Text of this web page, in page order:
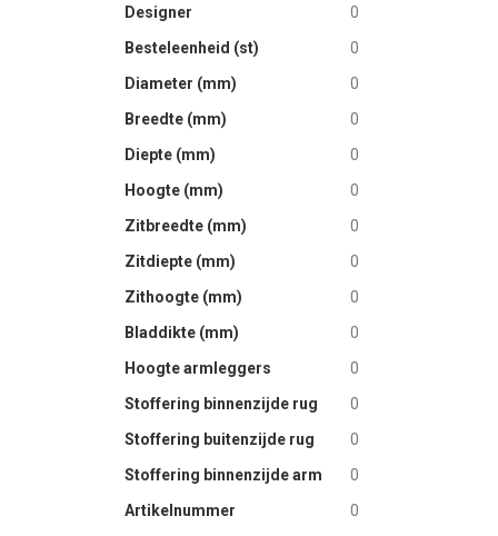
images
gallery
Designer
0
Besteleenheid (st)
0
Diameter (mm)
0
Breedte (mm)
0
Diepte (mm)
0
Hoogte (mm)
0
Zitbreedte (mm)
0
Zitdiepte (mm)
0
Zithoogte (mm)
0
Bladdikte (mm)
0
Hoogte armleggers
0
Stoffering binnenzijde rug
0
Stoffering buitenzijde rug
0
Stoffering binnenzijde arm
0
Artikelnummer
0